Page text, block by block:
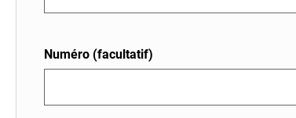
Numéro (facultatif)